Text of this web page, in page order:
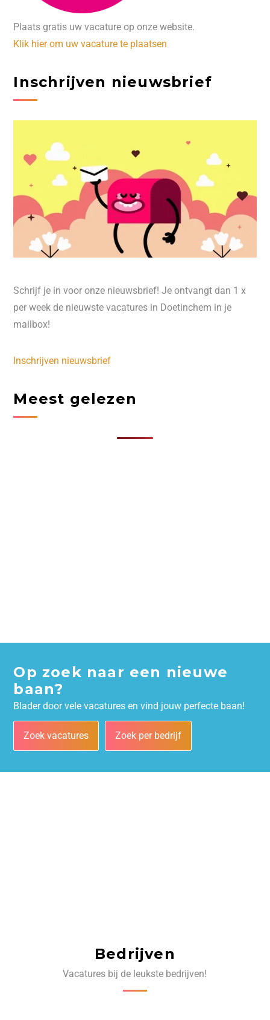
Plaats gratis uw vacature op onze website.
Klik hier om uw vacature te plaatsen
Inschrijven nieuwsbrief
Schrijf je in voor onze nieuwsbrief! Je ontvangt dan 1 x
per week de nieuwste vacatures in Doetinchem in je
mailbox!
Inschrijven nieuwsbrief
Meest gelezen
Op zoek naar een nieuwe
baan?
Blader door vele vacatures en vind jouw perfecte baan!
Zoek vacatures Zoek per bedrijf
Bedrijven
Vacatures bij de leukste bedrijven!